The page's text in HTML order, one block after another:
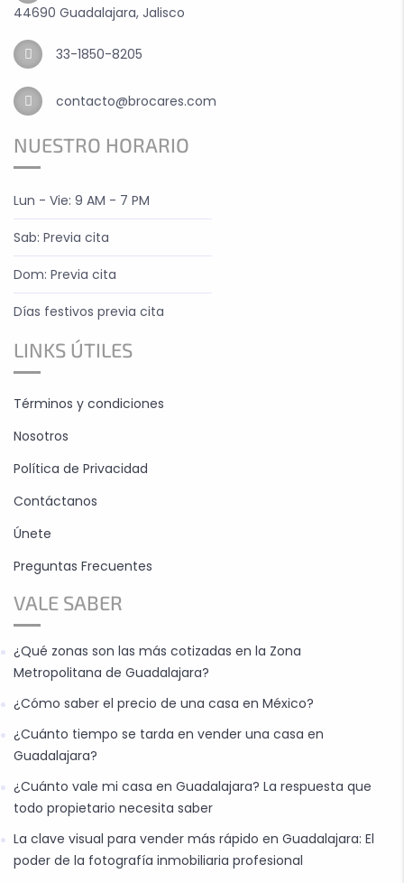
44690 Guadalajara, Jalisco
33-1850-8205
contacto@brocares.com
NUESTRO HORARIO
Lun - Vie: 9 AM - 7 PM
Sab: Previa cita
Dom: Previa cita
Días festivos previa cita
LINKS ÚTILES
Términos y condiciones
Nosotros
Política de Privacidad
Contáctanos
Únete
Preguntas Frecuentes
VALE SABER
¿Qué zonas son las más cotizadas en la Zona
Metropolitana de Guadalajara?
¿Cómo saber el precio de una casa en México?
¿Cuánto tiempo se tarda en vender una casa en
Guadalajara?
¿Cuánto vale mi casa en Guadalajara? La respuesta que
todo propietario necesita saber
La clave visual para vender más rápido en Guadalajara: El
poder de la fotografía inmobiliaria profesional